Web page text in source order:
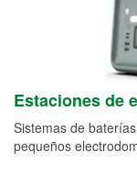
Estaciones de
Sistemas de
pequeños